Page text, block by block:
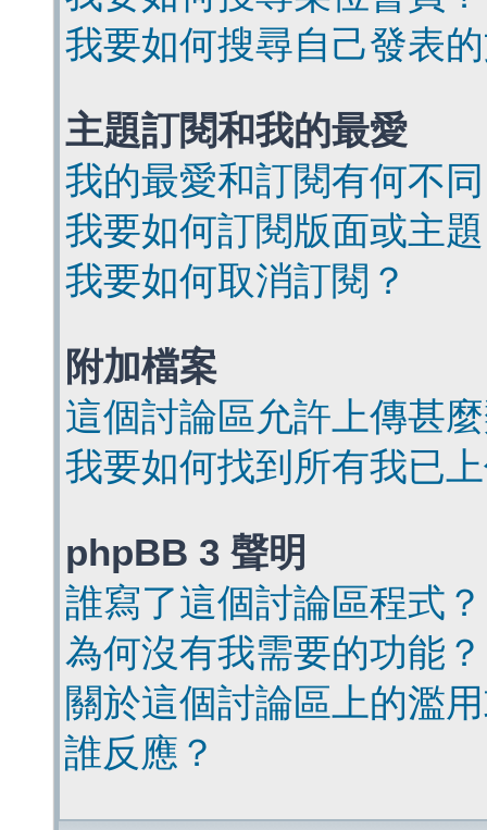
我要如何搜尋自己發表
主題訂閱和我的最愛
我的最愛和訂閱有何不
我要如何訂閱版面或主
我要如何取消訂閱？
附加檔案
這個討論區允許上傳甚
我要如何找到所有我已
phpBB 3 聲明
誰寫了這個討論區程式？
為何沒有我需要的功能？
關於這個討論區上的濫
誰反應？